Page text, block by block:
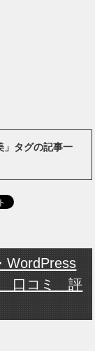
タグの記事一
WordPress
口コミ 評